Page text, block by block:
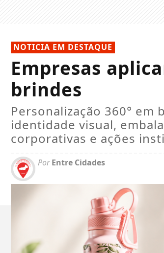
NOTICIA EM DESTAQUE
Empresas
brindes
Personalização 360°
identidade visual,
corporativas e ações
PorEntre Cidades